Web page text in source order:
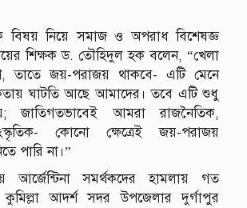
বিষয় নিয়ে সমাজ ও অপরাধ বিশেষজ্ঞ
শিক্ষক ড. তৌহিদুল হক বলেন, “খেলা
তাতে জয়-পরাজয় থাকবে- এটি মেনে
ঘাটতি আছে আমাদের। তবে এটি শুধু
নয়; জাতিগতভাবেই আমরা রাজনৈতিক,
কোনো ক্ষেত্রেই জয়-পরাজয়
পারি না।”
আর্জেন্টিনা সমর্থকদের হামলায় গত
কুমিল্লা আদর্শ সদর উপজেলার দুর্গাপুর